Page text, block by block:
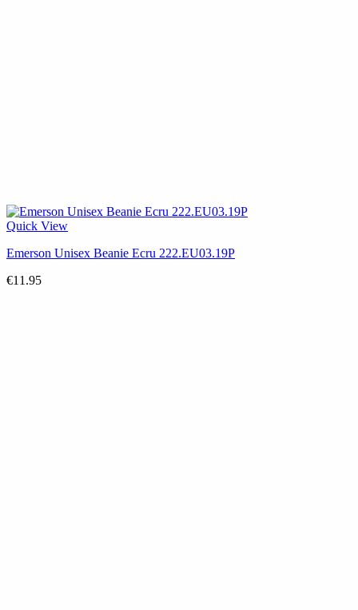
Quick View
Emerson Unisex Beanie Ecru 222.EU03.19P
€11.95